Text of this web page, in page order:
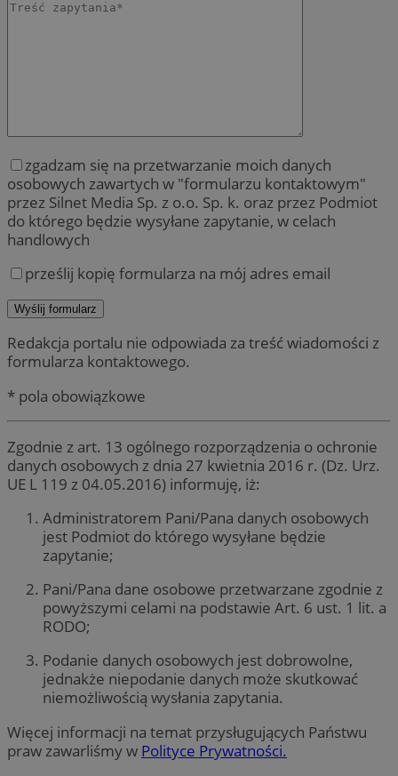
zgadzam się na przetwarzanie moich danych
osobowych zawartych w "formularzu kontaktowym"
przez Silnet Media Sp. z o.o. Sp. k. oraz przez Podmiot
do którego będzie wysyłane zapytanie, w celach
handlowych
prześlij kopię formularza na mój adres email
Redakcja portalu nie odpowiada za treść wiadomości z
formularza kontaktowego.
* pola obowiązkowe
Zgodnie z art. 13 ogólnego rozporządzenia o ochronie
danych osobowych z dnia 27 kwietnia 2016 r. (Dz. Urz.
UE L 119 z 04.05.2016) informuję, iż:
Administratorem Pani/Pana danych osobowych
jest Podmiot do którego wysyłane będzie
zapytanie;
Pani/Pana dane osobowe przetwarzane zgodnie z
powyższymi celami na podstawie Art. 6 ust. 1 lit. a
RODO;
Podanie danych osobowych jest dobrowolne,
jednakże niepodanie danych może skutkować
niemożliwością wysłania zapytania.
Więcej informacji na temat przysługujących Państwu
praw zawarliśmy w Polityce Prywatności.